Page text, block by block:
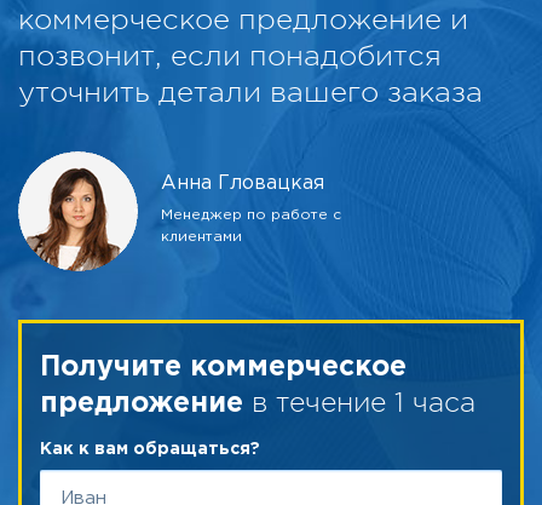
коммерческое предложение и
позвонит, если понадобится
уточнить детали вашего заказа
Анна Гловацкая
Менеджер по работе с
клиентами
Получите коммерческое
предложение в течение 1 часа
Как к вам обращаться?